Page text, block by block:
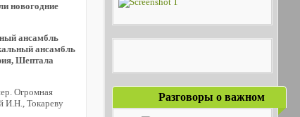
новогодние
ансамбль
ансамбль
Шептала
Огромная
И.Н., Токареву
Разговоры о важном